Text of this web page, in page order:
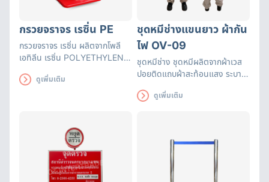
กรวยจราจร เรซิ่น PE
กรวยจราจร เรซิ่น ผลิตจากโพลี
เอทิลีน เรซิ่น POLYETHYLENE
คืนรูปได้เร็ว ทนทานต่อแรงทับจาก
ดูเพิ่มเติม
ชุดหมีช่างแขนยาว ผ้ากัน
ไฟ OV-09
ชุดหมีช่าง ชุดหมีผลิตจากผ้าเวส
ปอยติดแถบผ้าสะท้อนแสง ระบาย
งานเจียร งานเชื่อม
ดูเพิ่มเติม